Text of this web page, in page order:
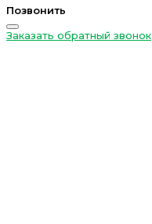
Позвонить
Заказать обратный звонок